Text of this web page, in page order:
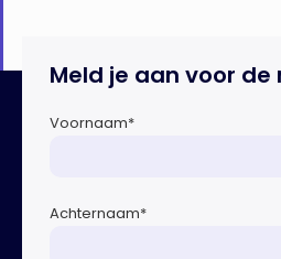
Meld je aan voor
Voornaam*
Achternaam*